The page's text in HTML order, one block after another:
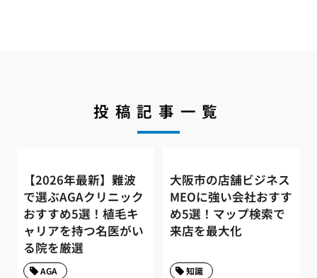
投稿記事一覧
【2026年最新】難波
で選ぶAGAクリニック
おすすめ5選！植毛キ
ャリアを持つ名医がい
る院を厳選
AGA
大阪市の店舗ビジネス
MEOに強い会社おすす
め5選！マップ検索で
来店を最大化
知識